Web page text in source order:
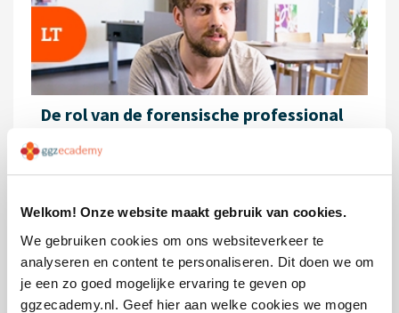
Welkom! Onze website maakt gebruik van cookies.
We gebruiken cookies om ons websiteverkeer te
analyseren en content te personaliseren. Dit doen we om
je een zo goed mogelijke ervaring te geven op
ggzecademy.nl. Geef hier aan welke cookies we mogen
De rol van de forensische professional
GRATIS
Accreditatiepunten
2
Doorlooptijd